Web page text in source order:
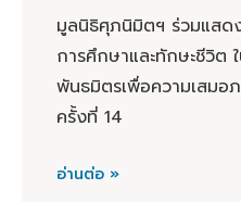
มูลนิธิศุภนิมิตฯ ร่วมแสด
การศึกษาและทักษะชีวิต
พันธมิตรเพื่อความเสมอ
ครั้งที่ 14
อ่านต่อ »